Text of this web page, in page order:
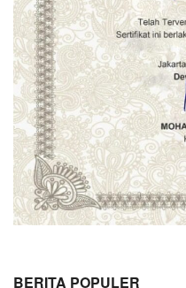
BERITA POPULER